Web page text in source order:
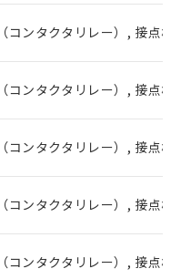
コンタクタリレー）, 接点
コンタクタリレー）, 接点
コンタクタリレー）, 接点
コンタクタリレー）, 接点
コンタクタリレー）, 接点
た在庫状況の
ない機種
に漏洩または開
ます。
くには、I-Web
れている必要が
ト上で当社にご
について、当社
お客様との取
で利用すること
は、"個人情報
の「1.共同利